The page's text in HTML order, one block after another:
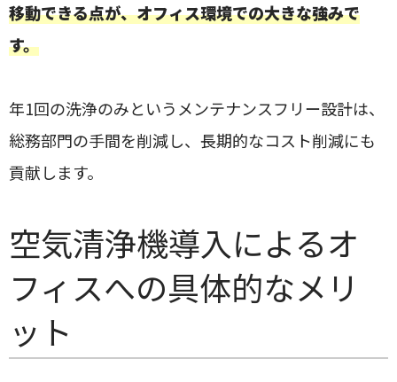
移動できる点が、オフィス環境での大きな強みで
す。
年1回の洗浄のみというメンテナンスフリー設計は、
総務部門の手間を削減し、長期的なコスト削減にも
貢献します。
空気清浄機導入によるオ
フィスへの具体的なメリ
ット